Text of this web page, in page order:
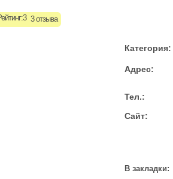
3 отзыва
Категория:
Адрес:
Тел.:
Сайт:
В закладки: